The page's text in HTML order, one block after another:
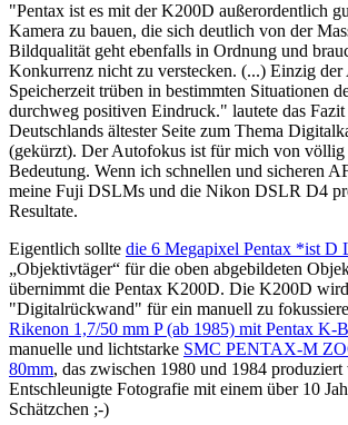
"Pentax ist es mit der K200D außerordentlich
Kamera zu bauen, die sich deutlich von der
Bildqualität geht ebenfalls in Ordnung und
Konkurrenz nicht zu verstecken. (...) Einzig
Speicherzeit trüben in bestimmten Situationen
durchweg positiven Eindruck." lautete das
Deutschlands ältester Seite zum Thema
(gekürzt). Der Autofokus ist für mich von völlig
Bedeutung. Wenn ich schnellen und sicheren
meine Fuji DSLMs und die Nikon DSLR D4
Resultate.
Eigentlich sollte die 6 Megapixel Pentax *ist D
„Objektivtäger“ für die oben abgebildeten
übernimmt die Pentax K200D. Die K200D
"Digitalrückwand" für ein manuell zu
Rikenon 1,7/50 mm P (ab 1985) mit Pentax K-
manuelle und lichtstarke SMC PENTAX-M
80mm, das zwischen 1980 und 1984 produziert
Entschleunigte Fotografie mit einem über 10
Schätzchen ;-)